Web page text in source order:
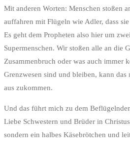
Mit anderen Worten: Menschen stoßen
auffahren mit Flügeln wie Adler, dass
Es geht dem Propheten also hier um
Supermenschen. Wir stoßen alle an die
Zusammenbruch oder was auch immer
Grenzwesen sind und bleiben, kann
aus zukommen.
Und das führt mich zu dem
Liebe Schwestern und Brüder in
sondern ein halbes Käsebrötchen und